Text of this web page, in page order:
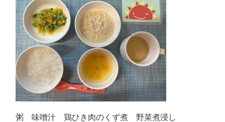
粥 味噌汁 鶏ひき肉のくず煮 野菜煮浸し